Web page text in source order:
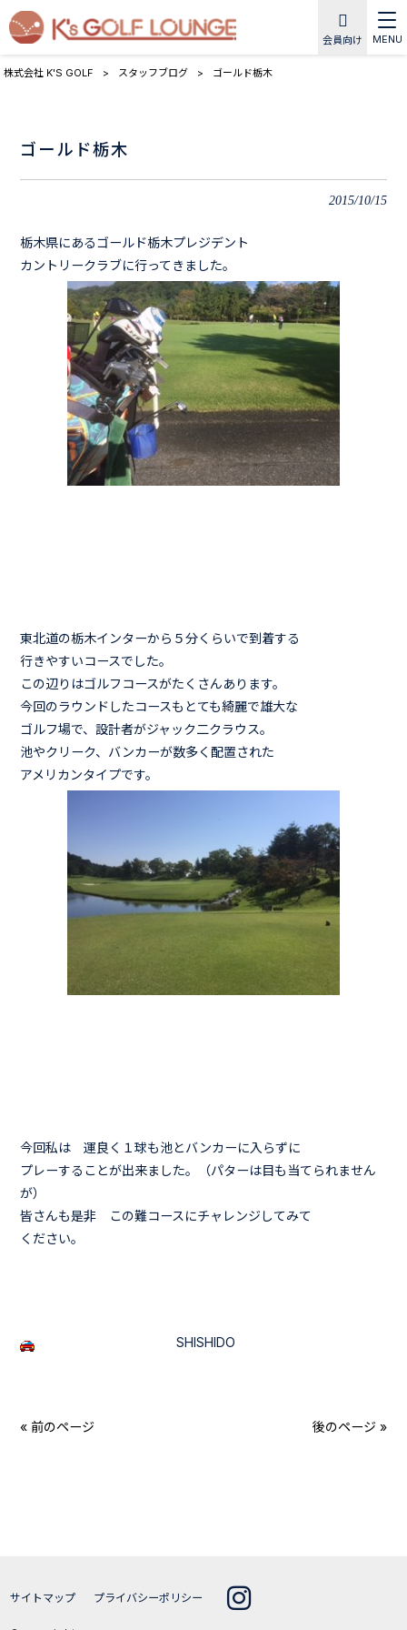
会員向け MENU
株式会社 K'S GOLF > スタッフブログ > ゴールド栃木
ゴールド栃木
2015/10/15
栃木県にあるゴールド栃木プレジデント
カントリークラブに行ってきました。
東北道の栃木インターから５分くらいで到着する
行きやすいコースでした。
この辺りはゴルフコースがたくさんあります。
今回のラウンドしたコースもとても綺麗で雄大な
ゴルフ場で、設計者がジャック二クラウス。
池やクリーク、バンカーが数多く配置された
アメリカンタイプです。
今回私は 運良く１球も池とバンカーに入らずに
プレーすることが出来ました。（パターは目も当てられません
が）
皆さんも是非 この難コースにチャレンジしてみて
ください。
SHISHIDO
« 前のページ 後のページ »
サイトマップ プライバシーポリシー